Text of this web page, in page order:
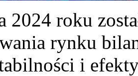
2024 roku
rynku
i